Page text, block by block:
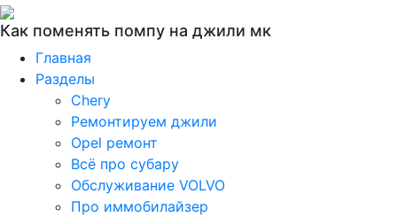
Как поменять помпу на джили мк
Главная
Разделы
Chery
Ремонтируем джили
Opel ремонт
Всё про субару
Обслуживание VOLVO
Про иммобилайзер